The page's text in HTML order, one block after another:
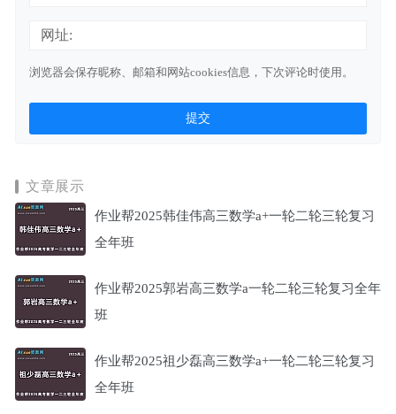
网址:
浏览器会保存昵称、邮箱和网站cookies信息，下次评论时使用。
文章展示
作业帮2025韩佳伟高三数学a+一轮二轮三轮复习
全年班
作业帮2025郭岩高三数学a一轮二轮三轮复习全年
班
作业帮2025祖少磊高三数学a+一轮二轮三轮复习
全年班